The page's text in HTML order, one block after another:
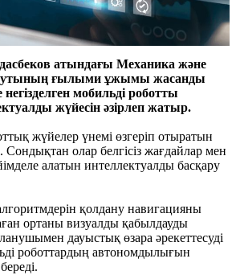
атындағы Механика және
ғылыми ұжымы жасанды
негізделген мобильді роботты
жүйесін әзірлеп жатыр.
жүйелер үнемі өзгеріп отыратын
Сондықтан олар белгісіз жағдайлар мен
алатын интеллектуалды басқару
қолдану навигацияны
ортаны визуалды қабылдауды
дауыстық өзара әрекеттесуді
роботтардың автономдылығын